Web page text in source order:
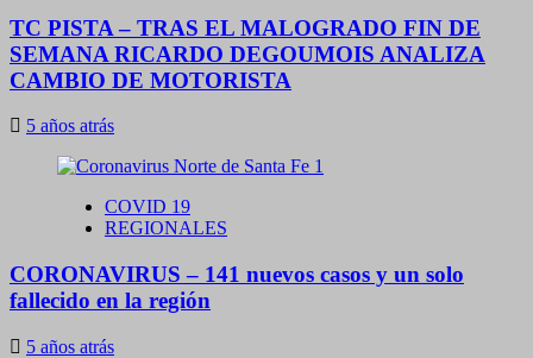
TC PISTA – TRAS EL MALOGRADO FIN DE
SEMANA RICARDO DEGOUMOIS ANALIZA
CAMBIO DE MOTORISTA
5 años atrás
COVID 19
REGIONALES
CORONAVIRUS – 141 nuevos casos y un solo
fallecido en la región
5 años atrás